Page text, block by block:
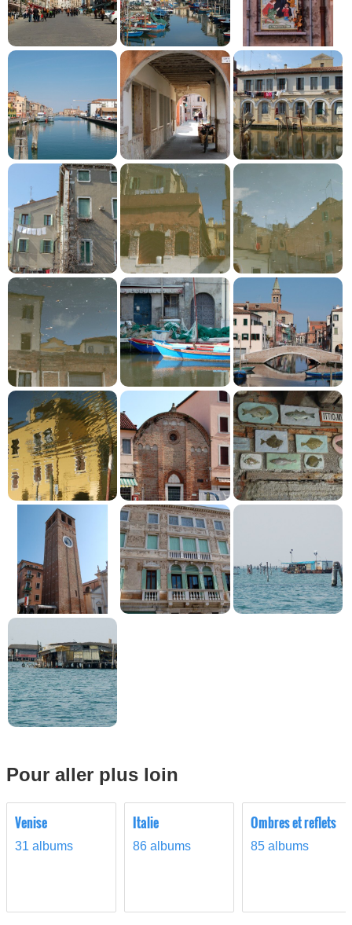
Pour aller plus loin
Venise
31 albums
Italie
86 albums
Ombres et reflets
85 albums